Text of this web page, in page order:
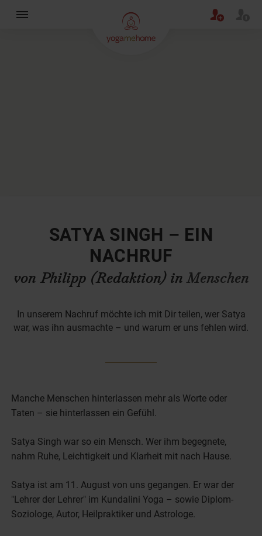
SATYA SINGH – EIN
NACHRUF
von Philipp (Redaktion) inMenschen
In unserem Nachruf möchte ich mit Dir teilen, wer Satya
war, was ihn ausmachte – und warum er uns fehlen wird.
Manche Menschen hinterlassen mehr als Worte oder
Taten – sie hinterlassen ein Gefühl.
Satya Singh war so ein Mensch. Wer ihm begegnete,
nahm Ruhe, Leichtigkeit und Klarheit mit nach Hause.
Satya ist am 11. August von uns gegangen. Er war der
"Lehrer der Lehrer" im Kundalini Yoga – sowie Diplom-
Soziologe, Autor, Heilpraktiker und Astrologe.